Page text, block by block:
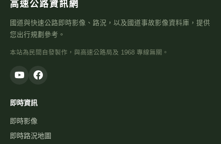
國道路況
行車速度
警廣即時路況
天氣觀測
國道壅塞排行
國1路況
國3路況
國5路況